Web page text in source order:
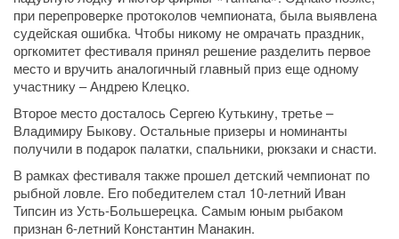
при перепроверке протоколов чемпионата, была выявлена
судейская ошибка. Чтобы никому не омрачать праздник,
оргкомитет фестиваля принял решение разделить первое
место и вручить аналогичный главный приз еще одному
участнику – Андрею Клецко.
Второе место досталось Сергею Кутькину, третье –
Владимиру Быкову. Остальные призеры и номинанты
получили в подарок палатки, спальники, рюкзаки и снасти.
В рамках фестиваля также прошел детский чемпионат по
рыбной ловле. Его победителем стал 10-летний Иван
Типсин из Усть-Большерецка. Самым юным рыбаком
признан 6-летний Константин Манакин.